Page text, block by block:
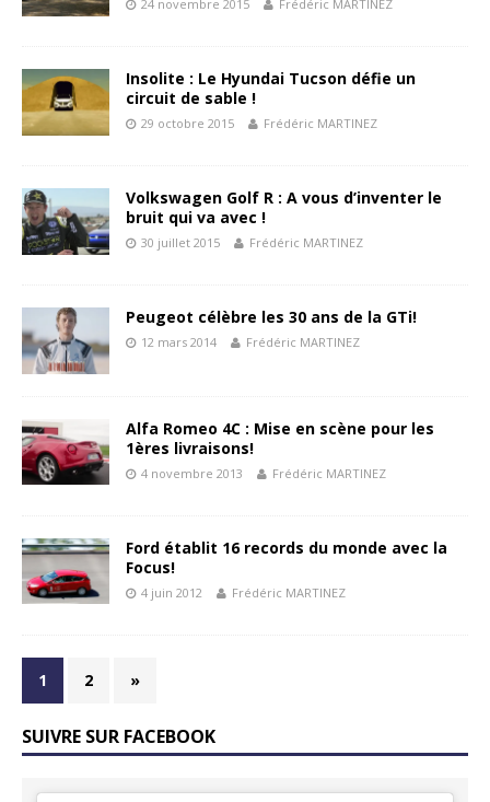
24 novembre 2015 Frédéric MARTINEZ
Insolite : Le Hyundai Tucson défie un
circuit de sable !
29 octobre 2015 Frédéric MARTINEZ
Volkswagen Golf R : A vous d’inventer le
bruit qui va avec !
30 juillet 2015 Frédéric MARTINEZ
Peugeot célèbre les 30 ans de la GTi!
12 mars 2014 Frédéric MARTINEZ
Alfa Romeo 4C : Mise en scène pour les
1ères livraisons!
4 novembre 2013 Frédéric MARTINEZ
Ford établit 16 records du monde avec la
Focus!
4 juin 2012 Frédéric MARTINEZ
1 2 »
SUIVRE SUR FACEBOOK